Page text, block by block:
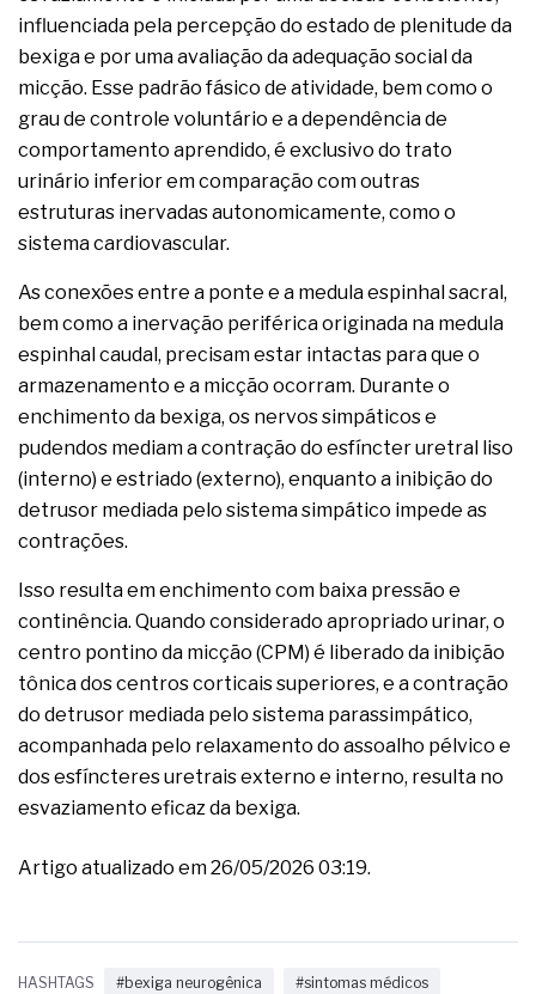
influenciada pela percepção do estado de plenitude da
bexiga e por uma avaliação da adequação social da
micção. Esse padrão fásico de atividade, bem como o
grau de controle voluntário e a dependência de
comportamento aprendido, é exclusivo do trato
urinário inferior em comparação com outras
estruturas inervadas autonomicamente, como o
sistema cardiovascular.
As conexões entre a ponte e a medula espinhal sacral,
bem como a inervação periférica originada na medula
espinhal caudal, precisam estar intactas para que o
armazenamento e a micção ocorram. Durante o
enchimento da bexiga, os nervos simpáticos e
pudendos mediam a contração do esfíncter uretral liso
(interno) e estriado (externo), enquanto a inibição do
detrusor mediada pelo sistema simpático impede as
contrações.
Isso resulta em enchimento com baixa pressão e
continência. Quando considerado apropriado urinar, o
centro pontino da micção (CPM) é liberado da inibição
tônica dos centros corticais superiores, e a contração
do detrusor mediada pelo sistema parassimpático,
acompanhada pelo relaxamento do assoalho pélvico e
dos esfíncteres uretrais externo e interno, resulta no
esvaziamento eficaz da bexiga.
Artigo atualizado em 26/05/2026 03:19.
HASHTAGS #bexiga neurogênica
#sintomas médicos